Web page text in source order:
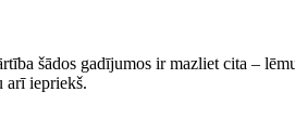
šādos gadījumos ir mazliet cita –
arī iepriekš.